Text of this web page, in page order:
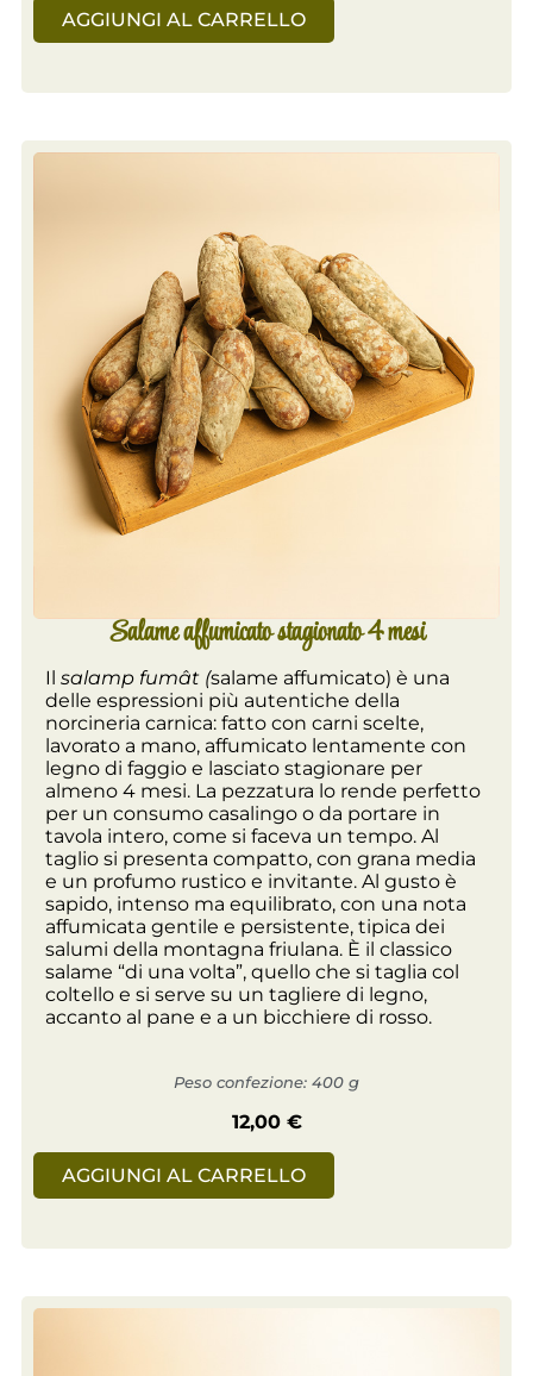
AGGIUNGI AL CARRELLO
Salame affumicato stagionato 4 mesi
Il salamp fumât (salame affumicato) è una
delle espressioni più autentiche della
norcineria carnica: fatto con carni scelte,
lavorato a mano, affumicato lentamente con
legno di faggio e lasciato stagionare per
almeno 4 mesi. La pezzatura lo rende perfetto
per un consumo casalingo o da portare in
tavola intero, come si faceva un tempo. Al
taglio si presenta compatto, con grana media
e un profumo rustico e invitante. Al gusto è
sapido, intenso ma equilibrato, con una nota
affumicata gentile e persistente, tipica dei
salumi della montagna friulana. È il classico
salame “di una volta”, quello che si taglia col
coltello e si serve su un tagliere di legno,
accanto al pane e a un bicchiere di rosso.
Peso confezione: 400 g
12,00 €
AGGIUNGI AL CARRELLO